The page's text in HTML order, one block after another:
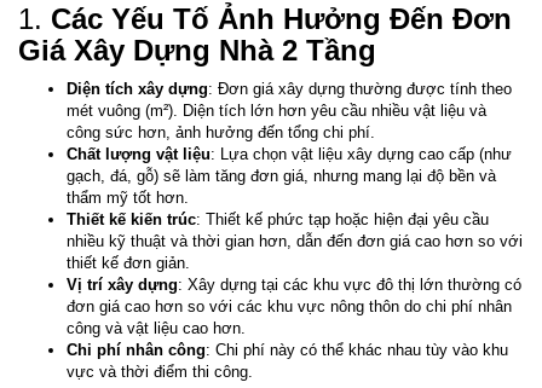
1. Các Yếu Tố Ảnh Hưởng Đến Đơn
Giá Xây Dựng Nhà 2 Tầng
Diện tích xây dựng: Đơn giá xây dựng thường được tính theo
mét vuông (m²). Diện tích lớn hơn yêu cầu nhiều vật liệu và
công sức hơn, ảnh hưởng đến tổng chi phí.
Chất lượng vật liệu: Lựa chọn vật liệu xây dựng cao cấp (như
gạch, đá, gỗ) sẽ làm tăng đơn giá, nhưng mang lại độ bền và
thẩm mỹ tốt hơn.
Thiết kế kiến trúc: Thiết kế phức tạp hoặc hiện đại yêu cầu
nhiều kỹ thuật và thời gian hơn, dẫn đến đơn giá cao hơn so với
thiết kế đơn giản.
Vị trí xây dựng: Xây dựng tại các khu vực đô thị lớn thường có
đơn giá cao hơn so với các khu vực nông thôn do chi phí nhân
công và vật liệu cao hơn.
Chi phí nhân công: Chi phí này có thể khác nhau tùy vào khu
vực và thời điểm thi công.